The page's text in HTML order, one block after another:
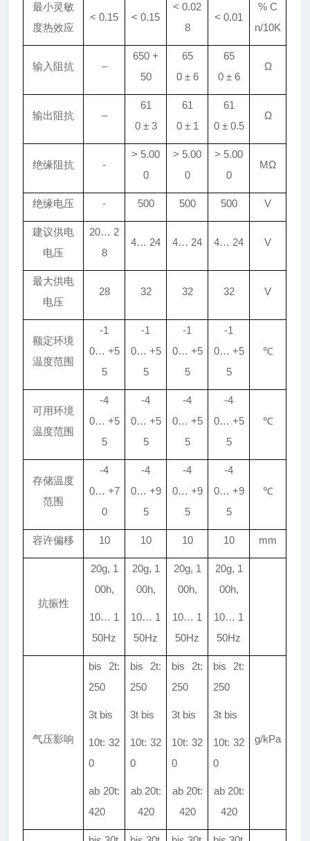
最小灵敏
度热效应
< 0.15 < 0.15
< 0.02
8
< 0.01
% C
n/10K
输入阻抗 –
650 +
50
65
0 ±6
65
0 ±6
Ω
输出阻抗 –
61
0 ±3
61
0 ±1
61
0 ±0.5
Ω
绝缘阻抗 -
> 5.00
0
> 5.00
0
> 5.00
0
MΩ
绝缘电压 - 500 500 500 V
建议供电
电压
20… 2
8
4… 24 4… 24 4… 24 V
最大供电
电压
28 32 32 32 V
额定环境
温度范围
-1
0… +5
5
-1
0… +5
5
-1
0… +5
5
-1
0… +5
5
℃
可用环境
温度范围
-4
0… +5
5
-4
0… +5
5
-4
0… +5
5
-4
0… +5
5
℃
存储温度
范围
-4
0… +7
0
-4
0… +9
5
-4
0… +9
5
-4
0… +9
5
℃
容许偏移 10 10 10 10 mm
抗振性
20g, 1
00h,
10… 1
50Hz
20g, 1
00h,
10… 1
50Hz
20g, 1
00h,
10… 1
50Hz
20g, 1
00h,
10… 1
50Hz
气压影响
bis 2t:
250
3t bis
10t: 32
0
ab 20t:
420
bis 2t:
250
3t bis
10t: 32
0
ab 20t:
420
bis 2t:
250
3t bis
10t: 32
0
ab 20t:
420
bis 2t:
250
3t bis
10t: 32
0
ab 20t:
420
g/kPa